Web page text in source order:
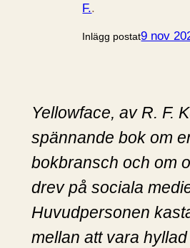
F..
Inlägg postat9 nov
Yellowface, av R. F.
spännande bok om
bokbransch och om
drev på sociala
Huvudpersonen
mellan att vara